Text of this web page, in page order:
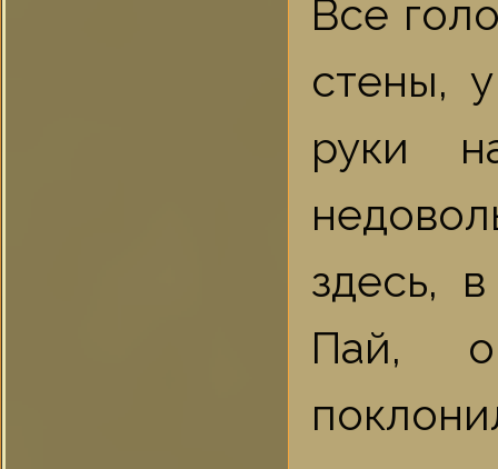
Все
стены,
руки
здесь,
Пай,